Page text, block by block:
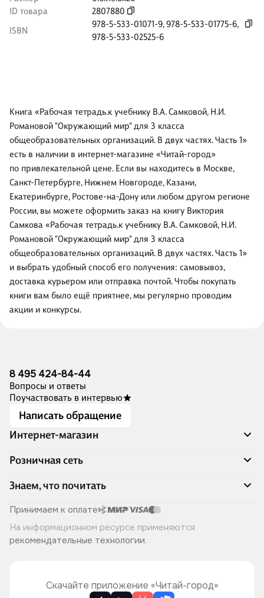
ID товара
2807880
ISBN
978-5-533-01071-9,978-5-533-01775-6,
978-5-533-02525-6
Книга «Рабочая тетрадь.к учебнику В.А. Самковой, Н.И.
Романовой "Окружающий мир" для 3 класса
общеобразовательных организаций. В двух частях. Часть 1»
есть в наличии в интернет-магазине «Читай-город»
по привлекательной цене. Если вы находитесь в Москве,
Санкт-Петербурге, Нижнем Новгороде, Казани,
Екатеринбурге, Ростове-на-Дону или любом другом регионе
России, вы можете оформить заказ на книгу Виктория
Самкова «Рабочая тетрадь.к учебнику В.А. Самковой, Н.И.
Романовой "Окружающий мир" для 3 класса
общеобразовательных организаций. В двух частях. Часть 1»
и выбрать удобный способ его получения: самовывоз,
доставка курьером или отправка почтой. Чтобы покупать
книги вам было ещё приятнее, мы регулярно проводим
акции и конкурсы.
8 495 424-84-44
Вопросы и ответы
Поучаствовать в интервью
Написать обращение
Интернет-магазин
Акции
Доставка и оплата
Программа лояльности
Подарочные сертификаты
Правила продажи
Политика конфиденциальности
Розничная сеть
Адреса магазинов
Книжный Дозор
О компании
Читай-город для бизнеса
Хотите у нас работать?
Знаем, что почитать
Скоро в продаже
Лучшие из лучших
Читай-журнал
Принимаем к оплате
На информационном ресурсе применяются
рекомендательные технологии.
Скачайте приложение «Читай-город»